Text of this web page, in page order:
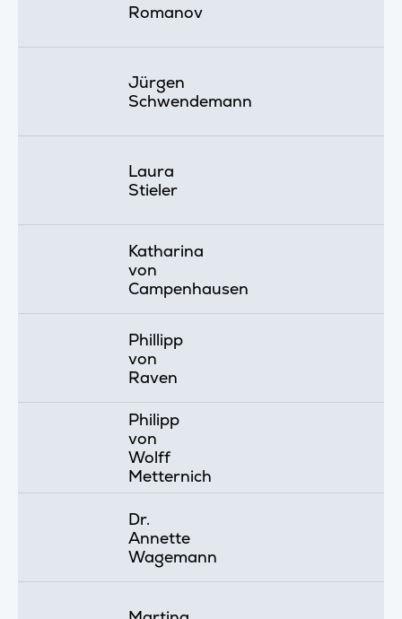
Romanov
Jürgen
Schwendemann
Laura
Stieler
Katharina
von
Campenhausen
Phillipp
von
Raven
Philipp
von
Wolff
Metternich
Dr.
Annette
Wagemann